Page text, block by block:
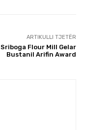
ARTIKULLI TJETËR
Sriboga Flour Mill Gelar
Bustanil Arifin Award